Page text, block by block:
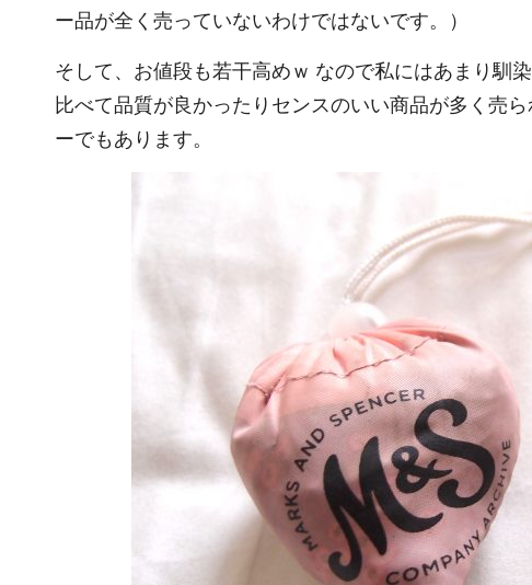
ー品が全く売っていないわけではないです。）
そして、お値段も若干高めｗ なので私にはあまり馴
比べて品質が良かったりセンスのいい商品が多く売
ーでもあります。